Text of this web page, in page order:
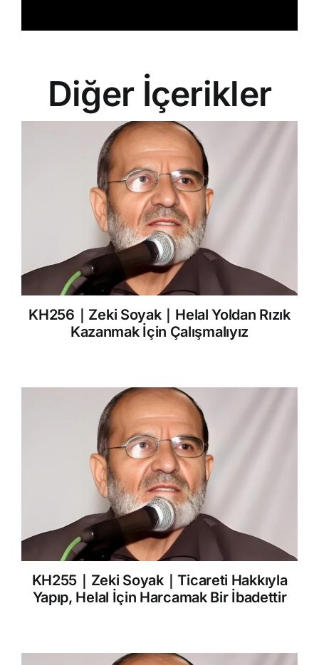
Diğer İçerikler
KH256｜Zeki Soyak｜Helal Yoldan Rızık
Kazanmak İçin Çalışmalıyız
KH255｜Zeki Soyak｜Ticareti Hakkıyla
Yapıp, Helal İçin Harcamak Bir İbadettir